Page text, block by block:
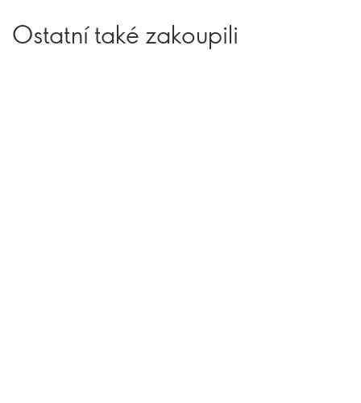
Ostatní také zakoupili